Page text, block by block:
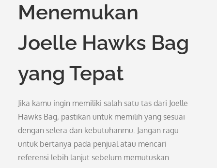
Menemukan
Joelle Hawks Bag
yang Tepat
Jika kamu ingin memiliki salah satu tas dari Joelle
Hawks Bag, pastikan untuk memilih yang sesuai
dengan selera dan kebutuhanmu. Jangan ragu
untuk bertanya pada penjual atau mencari
referensi lebih lanjut sebelum memutuskan